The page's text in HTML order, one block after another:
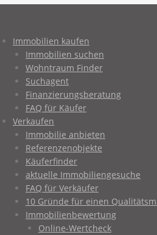
Immobilien kaufen
Immobilien suchen
Wohntraum Finder
Suchagent
Finanzierungsberatung
FAQ für Käufer
Verkaufen
Immobilie anbieten
Referenzenobjekte
Käuferfinder
aktuelle Immobiliengesuche
FAQ für Verkäufer
10 Gründe für einen
Immobilienbewertung
Online-Wertcheck